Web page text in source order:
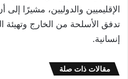
الإقليميين والدوليين، مشيرًا
تدفق الأسلحة من الخارج وتهيئة
إنسانية.
مقالات ذات صلة